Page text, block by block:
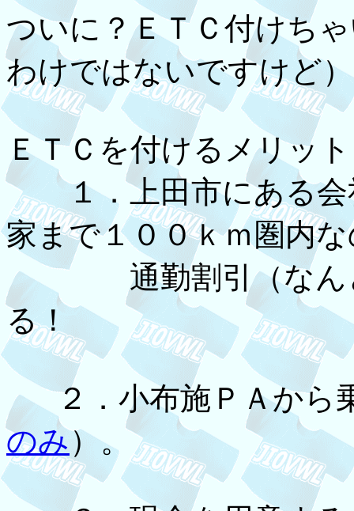
ついに？ＥＴＣ付けち
わけではないですけど
ＥＴＣを付けるメリッ
１．上田市にある会
家まで１００ｋｍ圏内
通勤割引（なんと
る！
２．小布施ＰＡから
のみ）。